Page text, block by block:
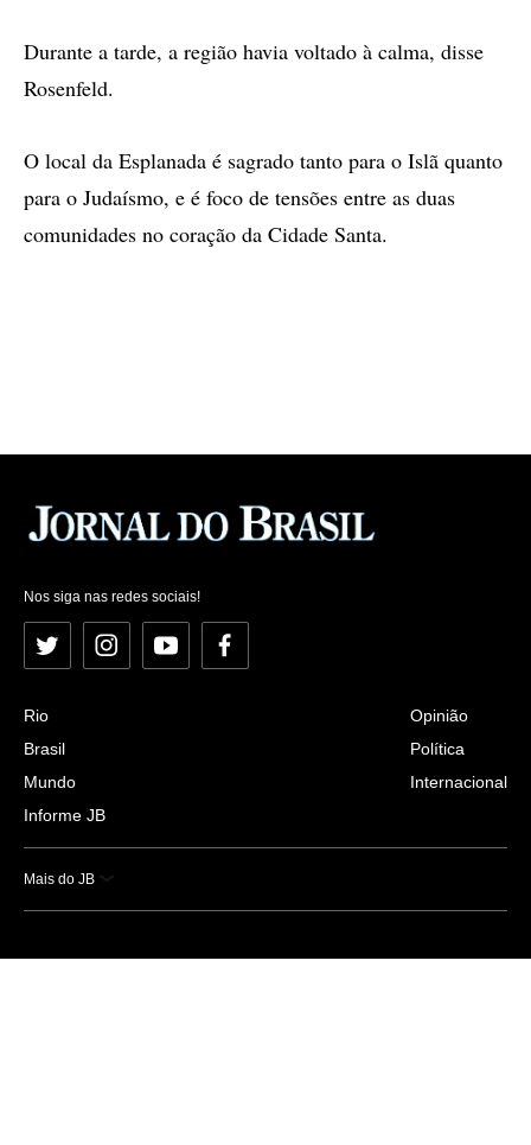
Durante a tarde, a região havia voltado à calma, disse
Rosenfeld.
O local da Esplanada é sagrado tanto para o Islã quanto
para o Judaísmo, e é foco de tensões entre as duas
comunidades no coração da Cidade Santa.
Nos siga nas redes sociais!
Twitter InstagramYouTubeFacebook
Rio
Brasil
Mundo
Informe JB
Opinião
Política
Internacional
Mais do JB
Esportes